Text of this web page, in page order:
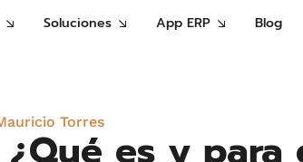
Soluciones App ERP Blog
Torres